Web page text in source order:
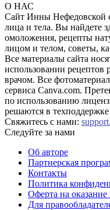
О НАС
Сайт Инны Нефедовской
лица и тела. Вы найдете
омоложения, рецепты
лицом и телом, советы,
Все материалы сайта
использовании рецептов
врачом. Все
сервиса Canva.com.
по использованию
решаются в
Свяжитесь с нами:
Следуйте за нами
Об авторе
Партнерская
Контакты
Политика
Оферта на
Для